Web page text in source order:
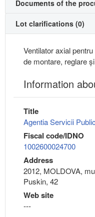
Documents of the
Lot clarifications (0)
Ventilator axial
de montare, reglare
Information
Title
Agentia Servicii
Fiscal code/IDNO
1002600024700
Address
2012, MOLDOVA,
Puskin, 42
Web site
---